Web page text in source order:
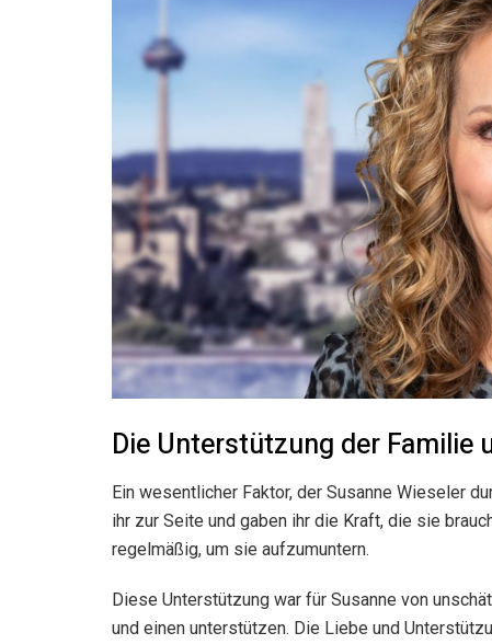
Die Unterstützung der Familie
Ein wesentlicher Faktor, der Susanne Wieseler
ihr zur Seite und gaben ihr die Kraft, die sie
regelmäßig, um sie aufzumuntern.
Diese Unterstützung war für Susanne von
und einen unterstützen. Die Liebe und